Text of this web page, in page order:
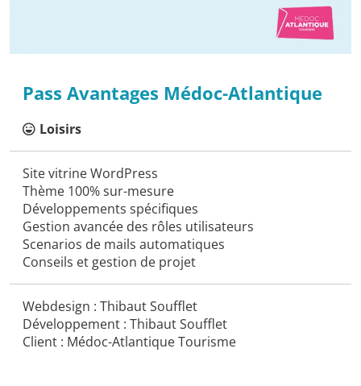
Pass Avantages Médoc-Atlantique
Loisirs
Site vitrine WordPress
Thème 100% sur-mesure
Développements spécifiques
Gestion avancée des rôles utilisateurs
Scenarios de mails automatiques
Conseils et gestion de projet
Webdesign : Thibaut Soufflet
Développement : Thibaut Soufflet
Client : Médoc-Atlantique Tourisme